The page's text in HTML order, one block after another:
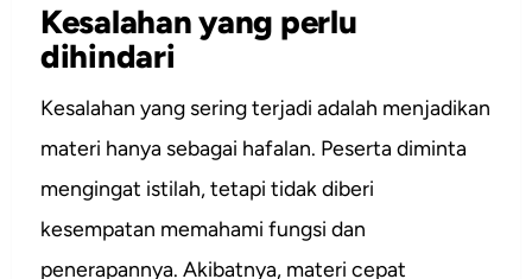
Kesalahan yang perlu
dihindari
Kesalahan yang sering terjadi adalah menjadikan
materi hanya sebagai hafalan. Peserta diminta
mengingat istilah, tetapi tidak diberi
kesempatan memahami fungsi dan
penerapannya. Akibatnya, materi cepat